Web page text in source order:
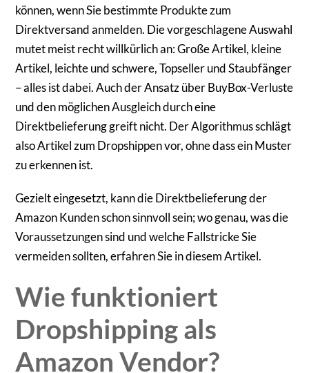
können, wenn Sie bestimmte Produkte zum
Direktversand anmelden. Die vorgeschlagene Auswahl
mutet meist recht willkürlich an: Große Artikel, kleine
Artikel, leichte und schwere, Topseller und Staubfänger
– alles ist dabei. Auch der Ansatz über BuyBox-Verluste
und den möglichen Ausgleich durch eine
Direktbelieferung greift nicht. Der Algorithmus schlägt
also Artikel zum Dropshippen vor, ohne dass ein Muster
zu erkennen ist.
Gezielt eingesetzt, kann die Direktbelieferung der
Amazon Kunden schon sinnvoll sein; wo genau, was die
Voraussetzungen sind und welche Fallstricke Sie
vermeiden sollten, erfahren Sie in diesem Artikel.
Wie funktioniert
Dropshipping als
Amazon Vendor?